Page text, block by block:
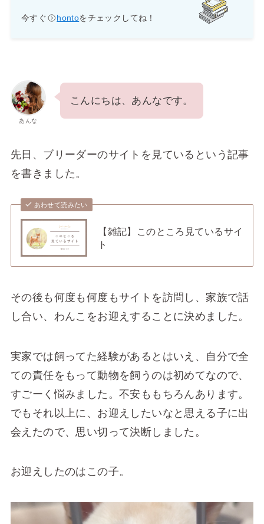
今すぐ hontoをチェックしてね！
あんな
こんにちは、あんなです。
先日、ブリーダーのサイトを見ているという記事
を書きました。
あわせて読みたい
【雑記】このところ見ているサイ
ト
その後も何度も何度もサイトを訪問し、家族で話
し合い、わんこをお迎えすることに決めました。
実家では飼ってた経験があるとはいえ、自分で全
ての責任をもって動物を飼うのは初めてなので、
すごーく悩みました。不安ももちろんあります。
でもそれ以上に、お迎えしたいなと思える子に出
会えたので、思い切って決断しました。
お迎えしたのはこの子。